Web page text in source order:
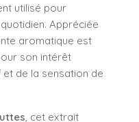
utilisé pour
Appréciée
aromatique est
son intérêt
et de la sensation de
, cet extrait